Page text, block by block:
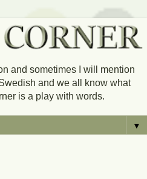
and sometimes I will mention
and we all know what
is a play with words.
▼